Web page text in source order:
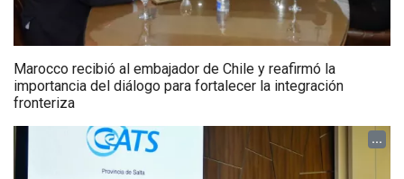
Marocco recibió al embajador de Chile y reafirmó la
importancia del diálogo para fortalecer la integración
fronteriza
...